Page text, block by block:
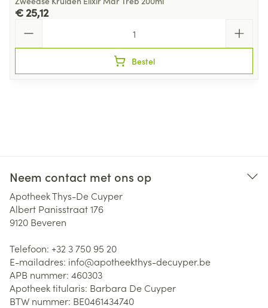
€ 25,12
Bestel
Neem contact met ons op
Apotheek Thys-De Cuyper
Albert Panisstraat 176
9120 Beveren
Telefoon: +32 3 750 95 20
E-mailadres: info@apotheekthys-decuyper.be
APB nummer: 460303
Apotheek titularis: Barbara De Cuyper
BTW nummer: BE0461434740